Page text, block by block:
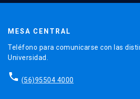
MESA CENTRAL
Teléfono para comunicarse con las
Universidad.
phone (56)95504 4000